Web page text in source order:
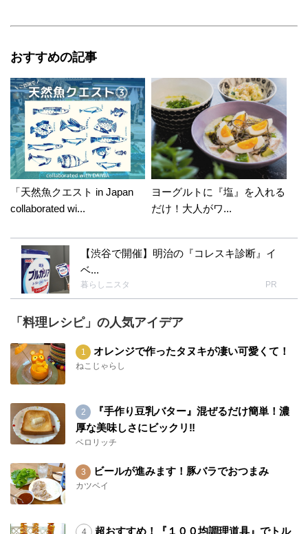
おすすめの記事
「天然魚クエスト in Japan
collaborated wi...
ヨーグルトに『塩』を入れる
だけ！大人がワ...
【渋谷で開催】明治の『コレスキ診断』イ
ベ...
暮らしニスタ PR
「料理レシピ」の人気アイデア
オレンジで作ったタヌキが凄い可愛くて！
ねこじゃらし
『手作り豆乳バター』混ぜるだけ簡単！濃
厚な美味しさにビックリ‼︎
ベロリッチ
ビールが進みます！豚バラでおつまみ
カツベイ
超おすすめ！『１００均調理道具』でトル